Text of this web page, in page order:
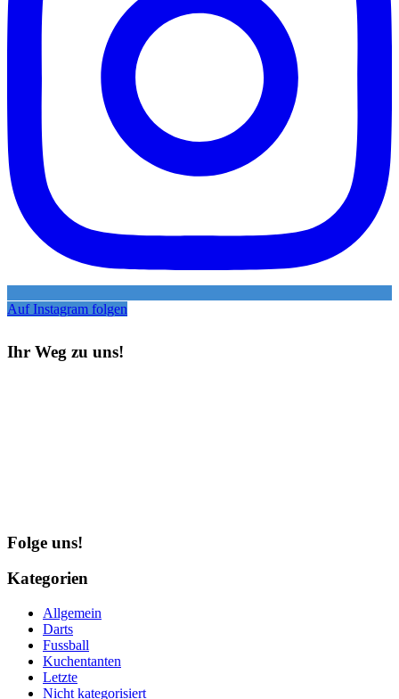
Auf Instagram folgen
Ihr Weg zu uns!
Folge uns!
Kategorien
Allgemein
Darts
Fussball
Kuchentanten
Letzte
Nicht kategorisiert